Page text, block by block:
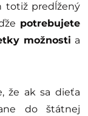
totiž predĺžený
potrebujete
možnosti a
že ak sa dieťa
do štátnej